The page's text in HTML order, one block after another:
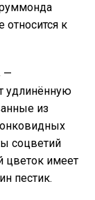
относится к
—
удлинённую
из
соцветий
цветок имеет
пестик.